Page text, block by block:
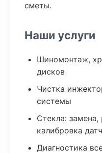
сметы.
Наши услуги
Шиномонтаж,
дисков
Чистка
системы
Стекла:
калибровка
Диагностика